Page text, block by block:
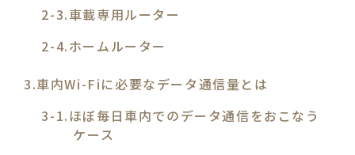
車載専用ルーター
ホームルーター
車内Wi-Fiに必要なデータ通信量とは
ほぼ毎日車内でのデータ通信をおこなう
ケース